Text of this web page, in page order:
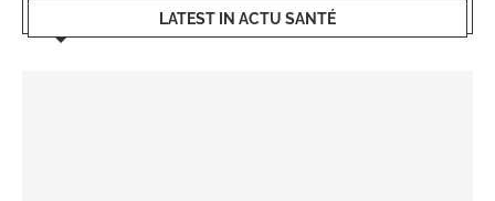
LATEST IN ACTU SANTÉ